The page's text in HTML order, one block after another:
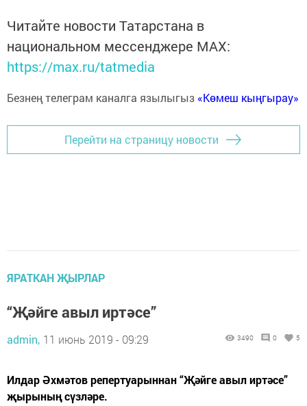
Читайте новости Татарстана в
национальном мессенджере MАХ:
https://max.ru/tatmedia
Безнең телеграм каналга язылыгыз «Көмеш кыңгырау»
Перейти на страницу новости
ЯРАТКАН ҖЫРЛАР
“Җәйге авыл иртәсе”
admin, 11 июнь 2019 - 09:29 3490 0 5
Илдар Әхмәтов репертуарыннан “Җәйге авыл иртәсе”
җырының сүзләре.